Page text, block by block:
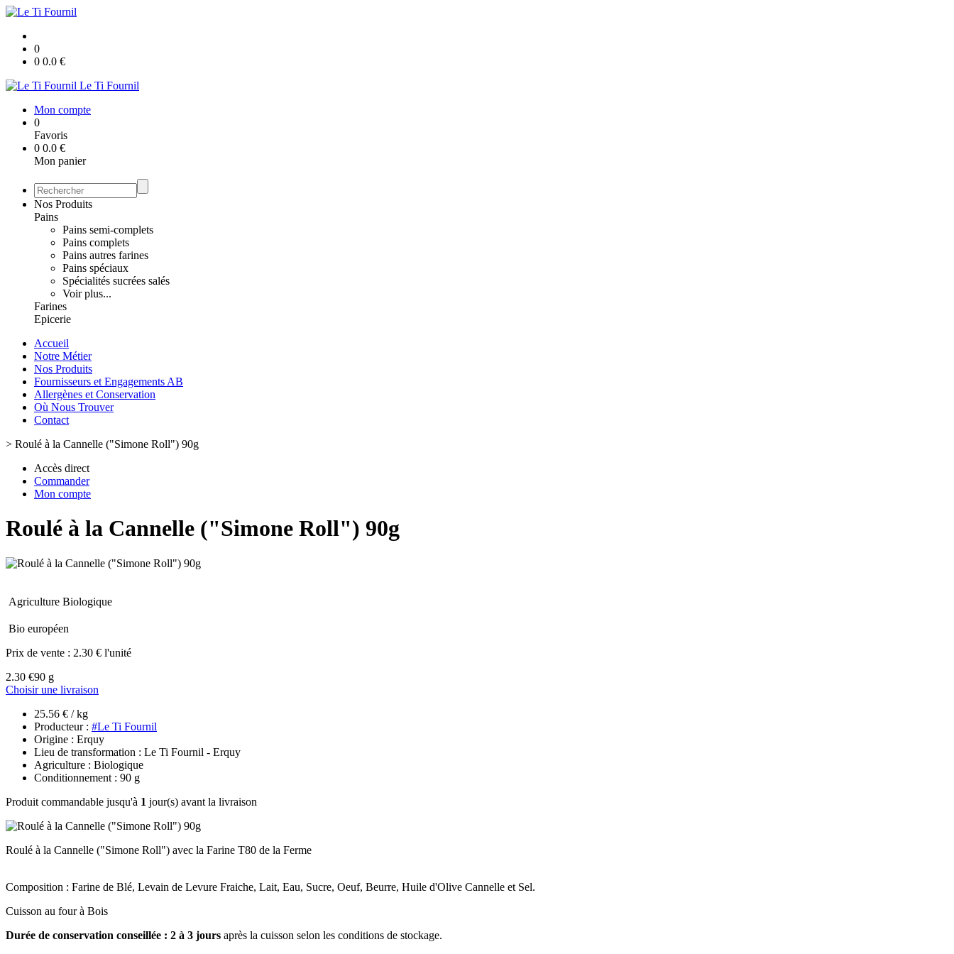
0
0 0.0 €
Le Ti Fournil
Mon compte
0
Favoris
0 0.0 €
Mon panier
Nos Produits
Pains
Pains semi-complets
Pains complets
Pains autres farines
Pains spéciaux
Spécialités sucrées salés
Voir plus...
Farines
Epicerie
Accueil
Notre Métier
Nos Produits
Fournisseurs et Engagements AB
Allergènes et Conservation
Où Nous Trouver
Contact
> Roulé à la Cannelle ("Simone Roll") 90g
Accès direct
Commander
Mon compte
Roulé à la Cannelle ("Simone Roll") 90g
Agriculture Biologique
Bio européen
Prix de vente : 2.30 € l'unité
2.30 €90 g
Choisir une livraison
25.56 € / kg
Producteur : #Le Ti Fournil
Origine : Erquy
Lieu de transformation : Le Ti Fournil - Erquy
Agriculture : Biologique
Conditionnement : 90 g
Produit commandable jusqu'à 1 jour(s) avant la livraison
Roulé à la Cannelle ("Simone Roll") avec la Farine T80 de la Ferme
Composition : Farine de Blé, Levain de Levure Fraiche, Lait, Eau, Sucre, Oeuf, Beurre, Huile d'Olive Cannelle et Sel.
Cuisson au four à Bois
Durée de conservation conseillée : 2 à 3 jours après la cuisson selon les conditions de stockage.